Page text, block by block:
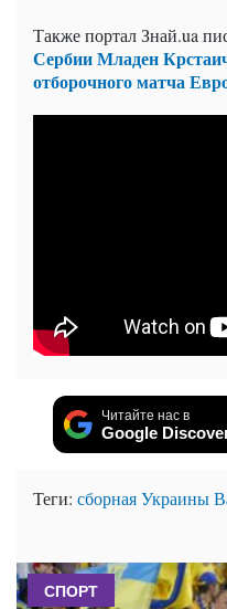
Также портал Знай.ua
Сербии Младен
отборочного матча
Читайте нас в
Google
Теги: сборная Украины
СПОРТ